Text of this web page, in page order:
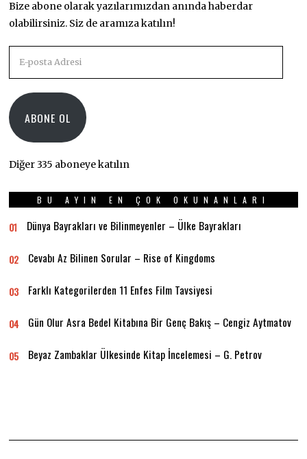
Bize abone olarak yazılarımızdan anında haberdar
olabilirsiniz. Siz de aramıza katılın!
posta
ABONE OL
Diğer 335 aboneye katılın
BU AYIN EN ÇOK OKUNANLARI
01 Dünya Bayrakları ve Bilinmeyenler – Ülke Bayrakları
02 Cevabı Az Bilinen Sorular – Rise of Kingdoms
03 Farklı Kategorilerden 11 Enfes Film Tavsiyesi
04 Gün Olur Asra Bedel Kitabına Bir Genç Bakış – Cengiz Aytmatov
05 Beyaz Zambaklar Ülkesinde Kitap İncelemesi – G. Petrov